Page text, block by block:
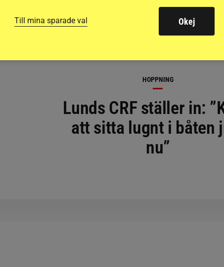
HOPPNING
Lunds CRF ställer in:
att sitta lugnt i båten
nu”
Till mina sparade val Okej